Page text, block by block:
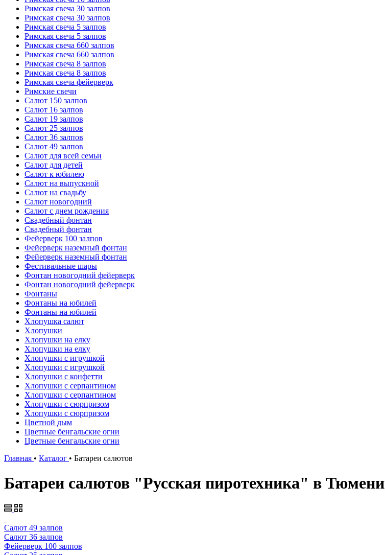
Римская свеча 30 залпов
Римская свеча 30 залпов
Римская свеча 5 залпов
Римская свеча 5 залпов
Римская свеча 660 залпов
Римская свеча 660 залпов
Римская свеча 8 залпов
Римская свеча 8 залпов
Римская свеча фейерверк
Римские свечи
Салют 150 залпов
Салют 16 залпов
Салют 19 залпов
Салют 25 залпов
Салют 36 залпов
Салют 49 залпов
Салют для всей семьи
Салют для детей
Салют к юбилею
Салют на выпускной
Салют на свадьбу
Салют новогодний
Салют с днем рождения
Свадебный фонтан
Свадебный фонтан
Фейерверк 100 залпов
Фейерверк наземный фонтан
Фейерверк наземный фонтан
Фестивальные шары
Фонтан новогодний фейерверк
Фонтан новогодний фейерверк
Фонтаны
Фонтаны на юбилей
Фонтаны на юбилей
Хлопушка салют
Хлопушки
Хлопушки на елку
Хлопушки на елку
Хлопушки с игрушкой
Хлопушки с игрушкой
Хлопушки с конфетти
Хлопушки с серпантином
Хлопушки с серпантином
Хлопушки с сюрпризом
Хлопушки с сюрпризом
Цветной дым
Цветные бенгальские огни
Цветные бенгальские огни
Главная • Каталог • Батареи салютов
Батареи салютов "Русская пиротехника" в Тюмени
Салют 49 залпов
Салют 36 залпов
Фейерверк 100 залпов